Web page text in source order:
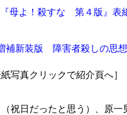
紙写真クリックで紹介頁へ］
祝日だったと思う）、原一